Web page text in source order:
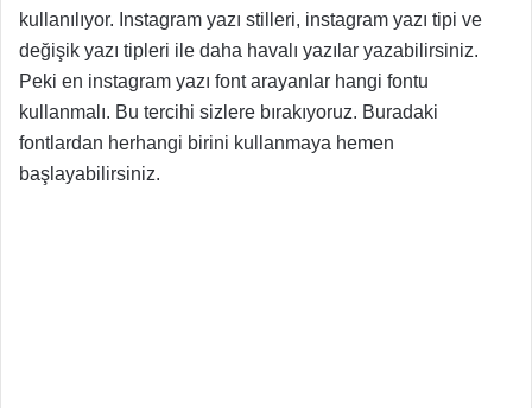
kullanılıyor. Instagram yazı stilleri, instagram yazı tipi ve
değişik yazı tipleri ile daha havalı yazılar yazabilirsiniz.
Peki en instagram yazı font arayanlar hangi fontu
kullanmalı. Bu tercihi sizlere bırakıyoruz. Buradaki
fontlardan herhangi birini kullanmaya hemen
başlayabilirsiniz.